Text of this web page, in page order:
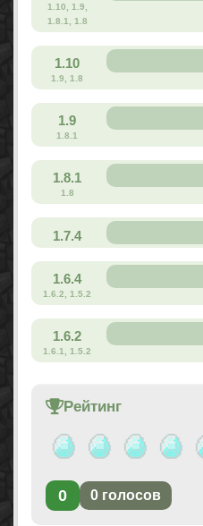
1.10, 1.9,
1.8.1, 1.8
1.10
1.9, 1.8
1.9
1.8.1
1.8.1
1.8
1.7.4
1.6.4
1.6.2, 1.5.2
1.6.2
1.6.1, 1.5.2
Рейтинг
0 0 голосов